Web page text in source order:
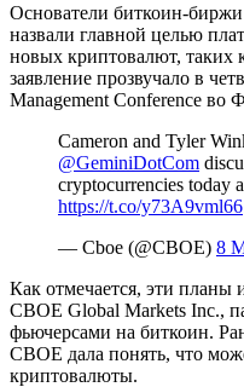
Основатели биткоин-
назвали главной целью
новых криптовалют, таких
заявление прозвучало в
Management Conference во
Cameron and Tyler
@GeminiDotCom
cryptocurrencies today
https://t.co/y73A9vml66
— Cboe (@CBOE) 8
Как отмечается, эти
CBOE Global Markets Inc.,
фьючерсами на биткоин.
CBOE дала понять, что
криптовалюты.